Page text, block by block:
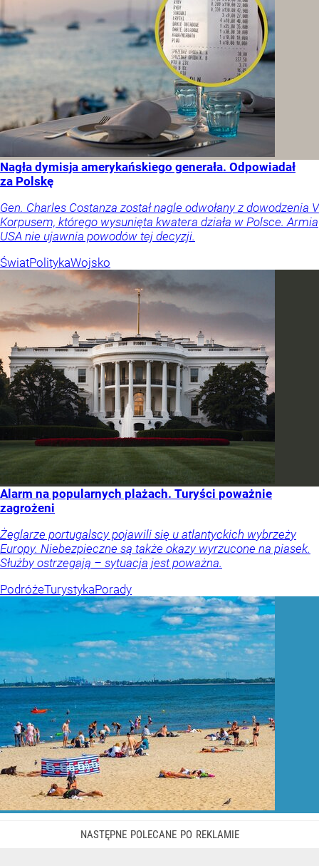
Nagła dymisja amerykańskiego generała. Odpowiadał
za Polskę
Gen. Charles Costanza został nagle odwołany z dowodzenia V
Korpusem, którego wysunięta kwatera działa w Polsce. Armia
USA nie ujawnia powodów tej decyzji.
ŚwiatPolitykaWojsko
Alarm na popularnych plażach. Turyści poważnie
zagrożeni
Żeglarze portugalscy pojawili się u atlantyckich wybrzeży
Europy. Niebezpieczne są także okazy wyrzucone na piasek.
Służby ostrzegają – sytuacja jest poważna.
PodróżeTurystykaPorady